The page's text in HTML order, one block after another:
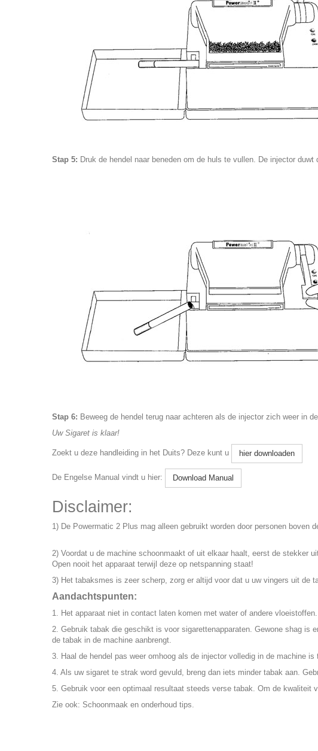
Stap 5: Druk de hendel naar beneden om de huls te vullen. De injector
Stap 6: Beweeg de hendel terug naar achteren als de injector zich weer in
Uw Sigaret is klaar!
Zoekt u deze handleiding in het Duits? Deze kunt u hier downloaden
De Engelse Manual vindt u hier: Download Manual
Disclaimer:
1) De Powermatic 2 Plus mag alleen gebruikt worden door personen boven
2) Voordat u de machine schoonmaakt of uit elkaar haalt, eerst de stekker
Open nooit het apparaat terwijl deze op netspanning staat!
3) Het tabaksmes is zeer scherp, zorg er altijd voor dat u uw vingers uit de
Aandachtspunten:
1. Het apparaat niet in contact laten komen met water of andere
2. Gebruik tabak die geschikt is voor sigarettenapparaten. Gewone shag is
de tabak in de machine aanbrengt.
3. Haal de hendel pas weer omhoog als de injector volledig in de machine
4. Als uw sigaret te strak word gevuld, breng dan iets minder tabak aan.
5. Gebruik voor een optimaal resultaat steeds verse tabak. Om de kwaliteit
Zie ook: Schoonmaak en onderhoud tips.